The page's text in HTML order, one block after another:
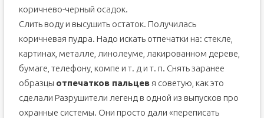
коричнево-черный осадок.
Слить воду и высушить остаток. Получилась
коричневая пудра. Надо искать отпечатки на: стекле,
картинах, металле, линолеуме, лакированном дереве,
бумаге, телефону, компе и т. д и т. п. Снять заранее
образцы отпечатков пальцевя советую, как это
сделали Разрушители легенд в одной из выпусков про
охранные системы. Они просто дали «переписать